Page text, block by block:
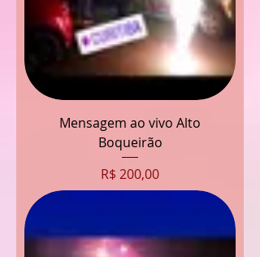
Mensagem ao vivo Alto
Boqueirão
Preço
R$ 200,00